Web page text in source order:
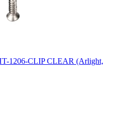
1206-CLIP CLEAR (Arlight,